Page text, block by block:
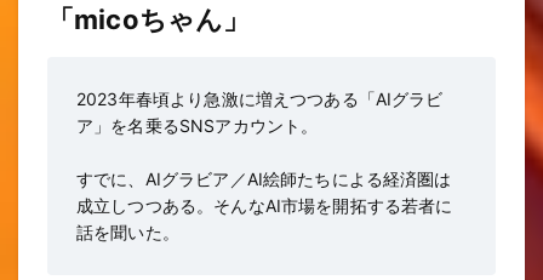
「micoちゃん」
2023年春頃より急激に増えつつある「AIグラビ
ア」を名乗るSNSアカウント。
すでに、AIグラビア／AI絵師たちによる経済圏は
成立しつつある。そんなAI市場を開拓する若者に
話を聞いた。